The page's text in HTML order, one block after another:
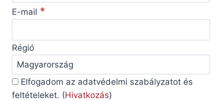
E-mail *
Régió
Elfogadom az adatvédelmi szabályzatot és
feltételeket. (Hivatkozás)